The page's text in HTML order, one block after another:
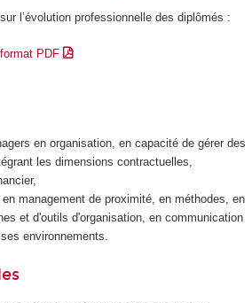
l’évolution professionnelle des diplômés :
PDF
en organisation, en capacité de gérer des
les dimensions contractuelles,
management de proximité, en méthodes, en
et d'outils d'organisation, en communication
environnements.